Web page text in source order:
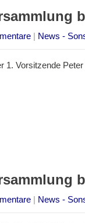
| News -
1. Vorsitzende
| News -